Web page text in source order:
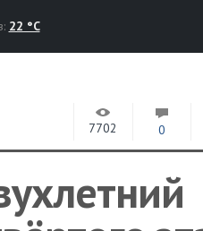
22 °C
7702 0